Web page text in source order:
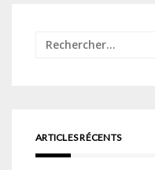
Rechercher :
ARTICLES RÉCENTS